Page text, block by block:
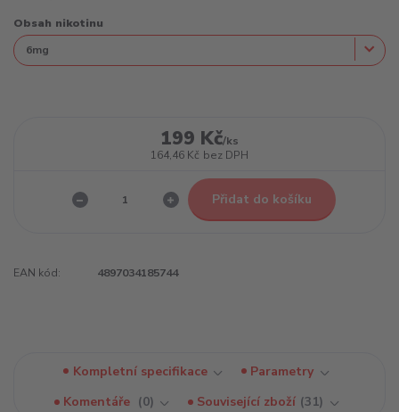
Obsah nikotinu
199 Kč/ks
164,46 Kč bez DPH
Přidat do košíku
EAN kód: 4897034185744
Kompletní specifikace
Parametry
Komentáře
0 Související zboží 31